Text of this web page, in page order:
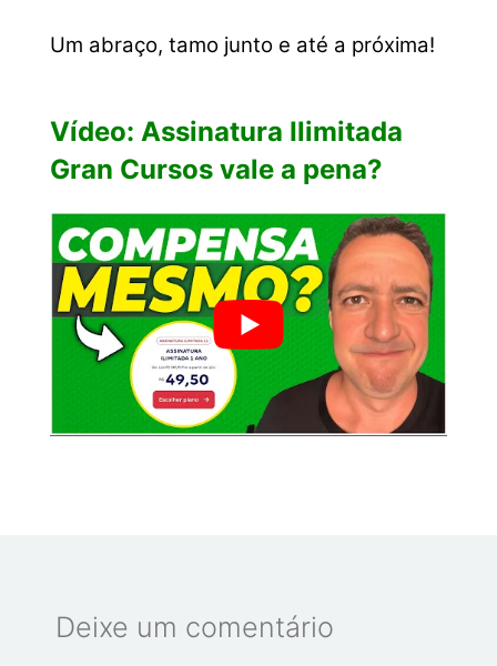
Um abraço, tamo junto e até a próxima!
Vídeo: Assinatura Ilimitada
Gran Cursos vale a pena?
Deixe um comentário